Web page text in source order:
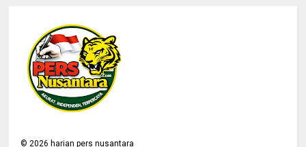
© 2026 harian pers nusantara